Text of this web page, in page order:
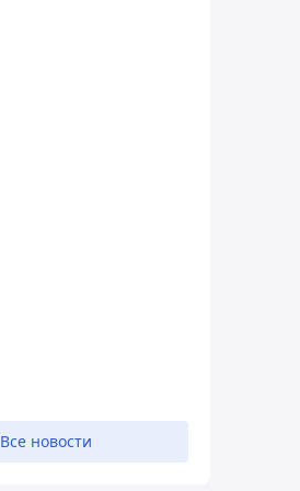
Все новости